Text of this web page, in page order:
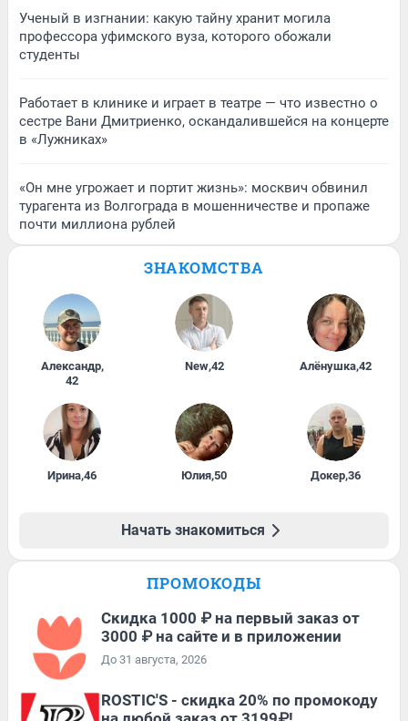
Ученый в изгнании: какую тайну хранит могила
профессора уфимского вуза, которого обожали
студенты
Работает в клинике и играет в театре — что известно о
сестре Вани Дмитриенко, оскандалившейся на концерте
в «Лужниках»
«Он мне угрожает и портит жизнь»: москвич обвинил
турагента из Волгограда в мошенничестве и пропаже
почти миллиона рублей
ЗНАКОМСТВА
Александр,
42
New,42 Алёнушка,42
Ирина,46 Юлия,50 Докер,36
Начать знакомиться
ПРОМОКОДЫ
Скидка 1000 ₽ на первый заказ от
3000 ₽ на сайте и в приложении
До 31 августа, 2026
ROSTIC'S - скидка 20% по промокоду